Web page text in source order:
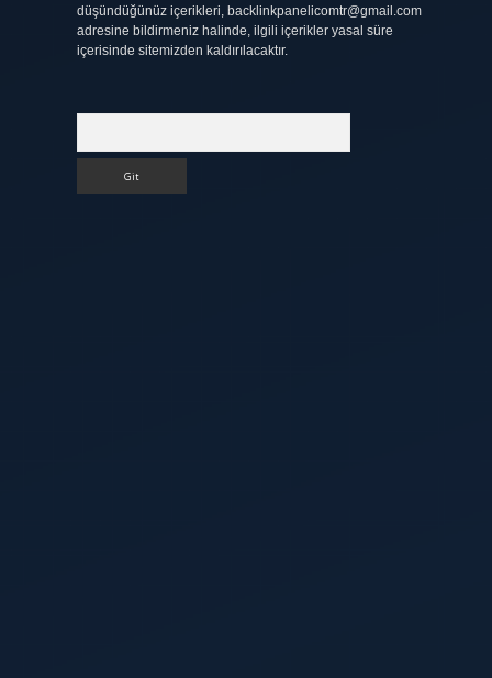
düşündüğünüz içerikleri, backlinkpanelicomtr@gmail.com
adresine bildirmeniz halinde, ilgili içerikler yasal süre
içerisinde sitemizden kaldırılacaktır.